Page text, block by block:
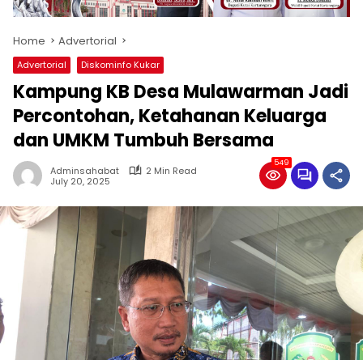
Home Advertorial
Advertorial Diskominfo Kukar
Kampung KB Desa Mulawarman Jadi
Percontohan, Ketahanan Keluarga
dan UMKM Tumbuh Bersama
Adminsahabat
2 Min Read
July 20, 2025
549